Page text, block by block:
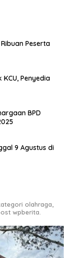
Peserta
Penyedia
BPD
9 Agustus di
olahraga,
wpberita.